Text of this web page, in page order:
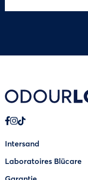
Intersand
Laboratoires Blücare